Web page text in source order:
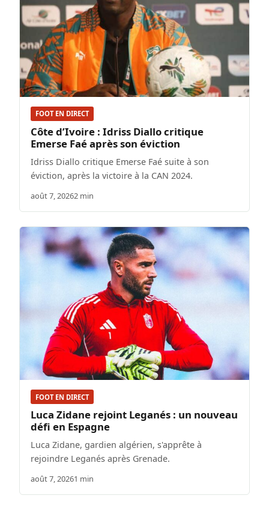
FOOT EN DIRECT
Côte d’Ivoire : Idriss Diallo critique
Emerse Faé après son éviction
Idriss Diallo critique Emerse Faé suite à son
éviction, après la victoire à la CAN 2024.
août 7, 20262 min
FOOT EN DIRECT
Luca Zidane rejoint Leganés : un nouveau
défi en Espagne
Luca Zidane, gardien algérien, s'apprête à
rejoindre Leganés après Grenade.
août 7, 20261 min